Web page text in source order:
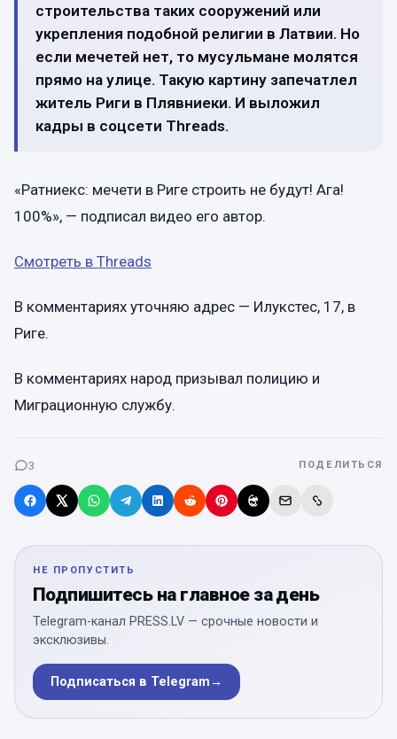
строительства таких сооружений или
укрепления подобной религии в Латвии. Но
если мечетей нет, то мусульмане молятся
прямо на улице. Такую картину запечатлел
житель Риги в Плявниеки. И выложил
кадры в соцсети Threads.
«Ратниекс: мечети в Риге строить не будут! Ага!
100%», — подписал видео его автор.
Смотреть в Threads
В комментариях уточняю адрес — Илукстес, 17, в
Риге.
В комментариях народ призывал полицию и
Миграционную службу.
3 ПОДЕЛИТЬСЯ
НЕ ПРОПУСТИТЬ
Подпишитесь на главное за день
Telegram-канал PRESS.LV — срочные новости и
эксклюзивы.
Подписаться в Telegram→